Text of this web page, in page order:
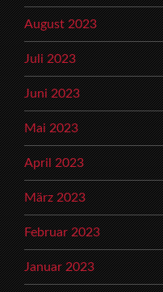
August 2023
Juli 2023
Juni 2023
Mai 2023
April 2023
März 2023
Februar 2023
Januar 2023